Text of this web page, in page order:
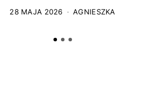
28 MAJA 2026 AGNIESZKA